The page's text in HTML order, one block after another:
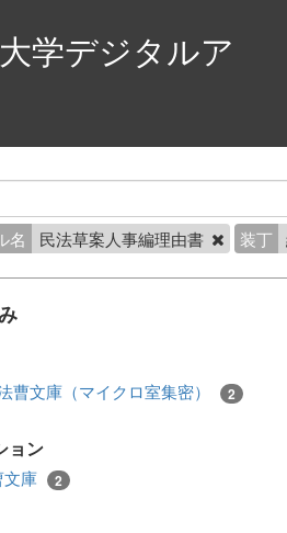
学デジタルア
名 民法草案人事編理由書 装丁
曹文庫（マイクロ室集密） 2
ョン
文庫 2